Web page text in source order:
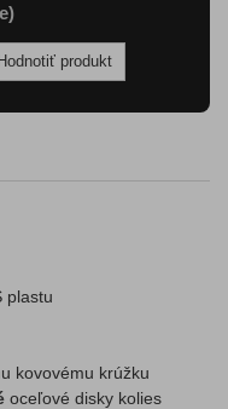
produkt
plastu
kovovému krúžku
oceľové disky kolies